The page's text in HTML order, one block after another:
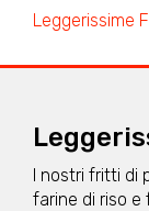
Leggerissime
I nostri fritti di
farine di riso e